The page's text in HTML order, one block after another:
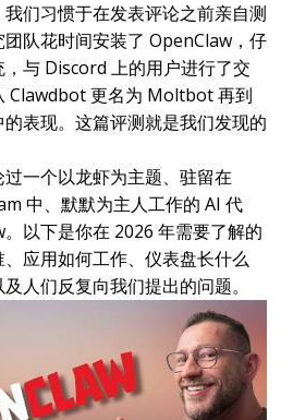
们习惯于在发表评论之前亲自测
队花时间安装了 OpenClaw，仔
与 Discord 上的用户进行了交
Clawdbot 更名为 Moltbot 再到
表现。这篇评测就是我们发现的
一个以龙虾为主题、驻留在
中、默默为主人工作的 AI 代
以下是你在 2026 年需要了解的
应用如何工作、仪表盘长什么
人们反复向我们提出的问题。